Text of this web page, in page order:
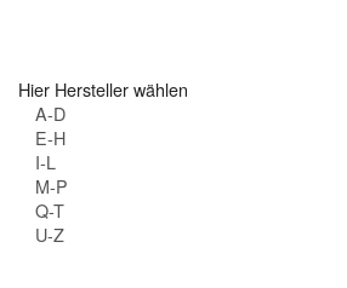
Hier Hersteller wählen
A-D
E-H
I-L
M-P
Q-T
U-Z